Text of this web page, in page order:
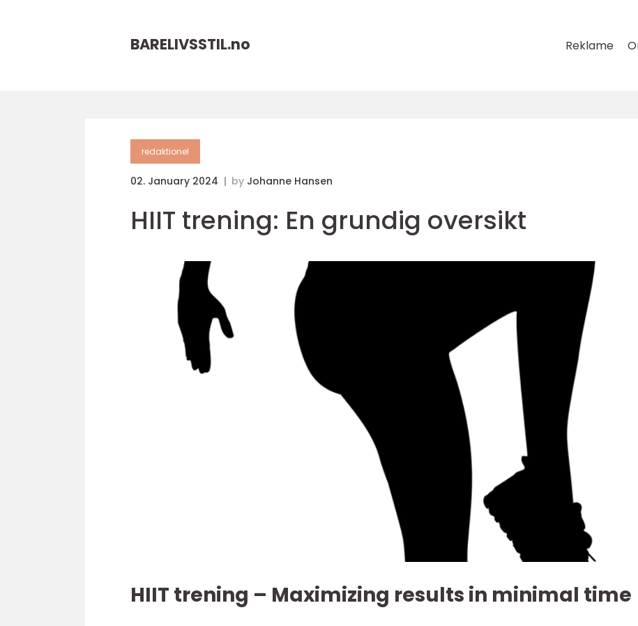
BARELIVSSTIL.no Reklame
redaktionel
02. January 2024 by Johanne Hansen
HIIT trening: En grundig oversikt
HIIT trening – Maximizing results in minimal time